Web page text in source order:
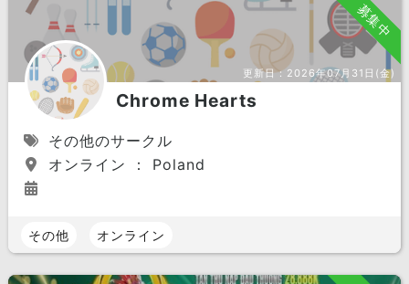
募集中
更新日： 2026年07月31日(金)
Chrome Hearts
その他のサークル
オンライン ： Poland
その他 オンライン